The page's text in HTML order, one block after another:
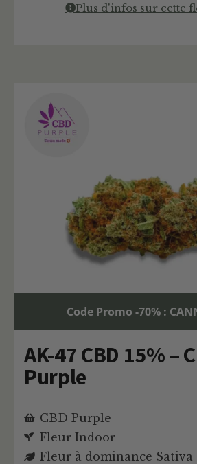
Plus d'infos sur cette
Code Promo -70% :
AK-47 CBD 15% –
Purple
CBD Purple
Fleur Indoor
Fleur à dominance Sativa